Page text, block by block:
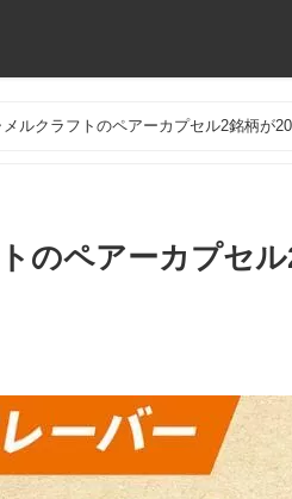
メルクラフトのペアーカプセル2銘柄が
のペアーカプセ